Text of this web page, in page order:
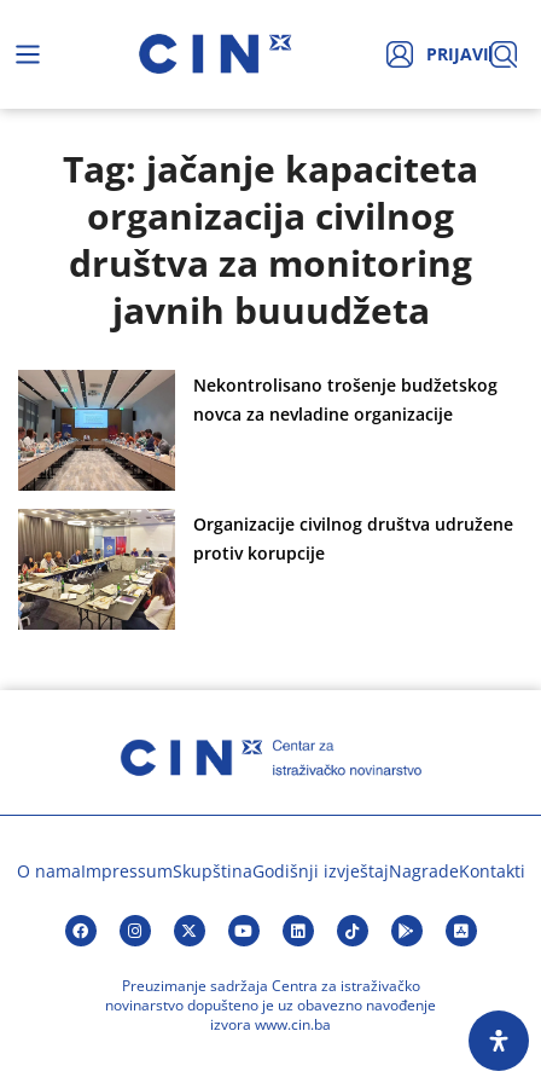
PRIJAVI
Tag: jačanje kapaciteta
organizacija civilnog
društva za monitoring
javnih buuudžeta
Nekontrolisano trošenje budžetskog
novca za nevladine organizacije
Organizacije civilnog društva udružene
protiv korupcije
O namaImpressumSkupštinaGodišnji izvještajNagradeKontakti
Preuzimanje sadržaja Centra za istraživačko
novinarstvo dopušteno je uz obavezno navođenje
izvora www.cin.ba